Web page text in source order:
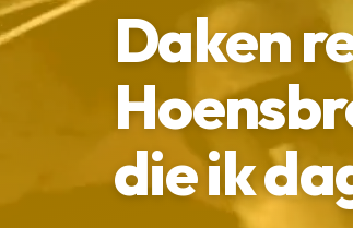
Daken
die ik